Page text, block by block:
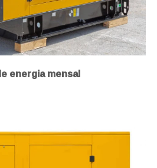
energia mensal